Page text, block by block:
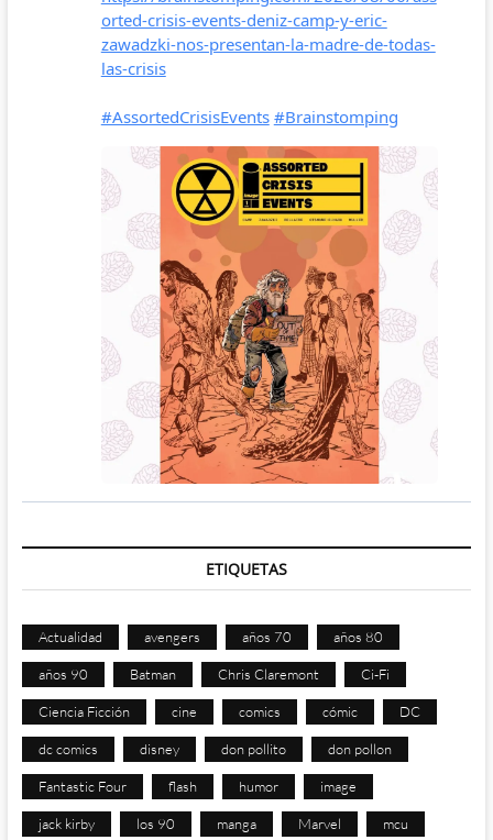
ETIQUETAS
Actualidad avengers años 70 años 80
años 90 Batman Chris Claremont Ci-Fi
Ciencia Ficción cine comics cómic DC
dc comics disney don pollito don pollon
Fantastic Four flash humor image
jack kirby los 90 manga Marvel mcu